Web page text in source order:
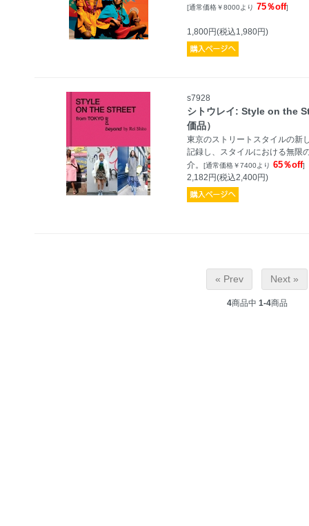
[通常価格￥8000より 75％off]
1,800円(税込1,980円)
s7928
シトウレイ: Style on the
価品）
東京のストリートスタイルの新
記録し、スタイルにおける無限
介。[通常価格￥7400より 65％off]
2,182円(税込2,400円)
« Prev Next »
4商品中 1-4商品